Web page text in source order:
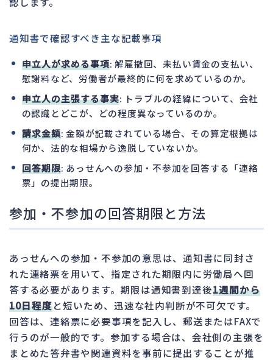
通知書で確認すべき主な記載事項
申立人が求める事項: 解雇撤回、未払い賃金の支払い、
慰謝料など、労働者が最終的に何を求めているのか。
申立人の主張する事実: トラブルの経緯について、会社
の認識とどこが、どの程度異なっているのか。
請求金額: 金額が記載されている場合、その算定根拠は
何か、法的な相場から逸脱していないか。
回答期限: あっせんへの参加・不参加を回答する「連絡
票」の提出期限。
参加・不参加の回答期限と方法
あっせんへの参加・不参加の意思は、通知書に同封さ
れた連絡票を用いて、指定された期限内に労働局へ回
答する必要があります。期限は通知書到達後1週間から
10日程度と短いため、迅速な社内判断が不可欠です。
回答は、連絡票に必要事項を記入し、郵送またはFAXで
行うのが一般的です。参加する場合は、会社側の主張を
まとめた答弁書や関連資料を事前に提出することが推